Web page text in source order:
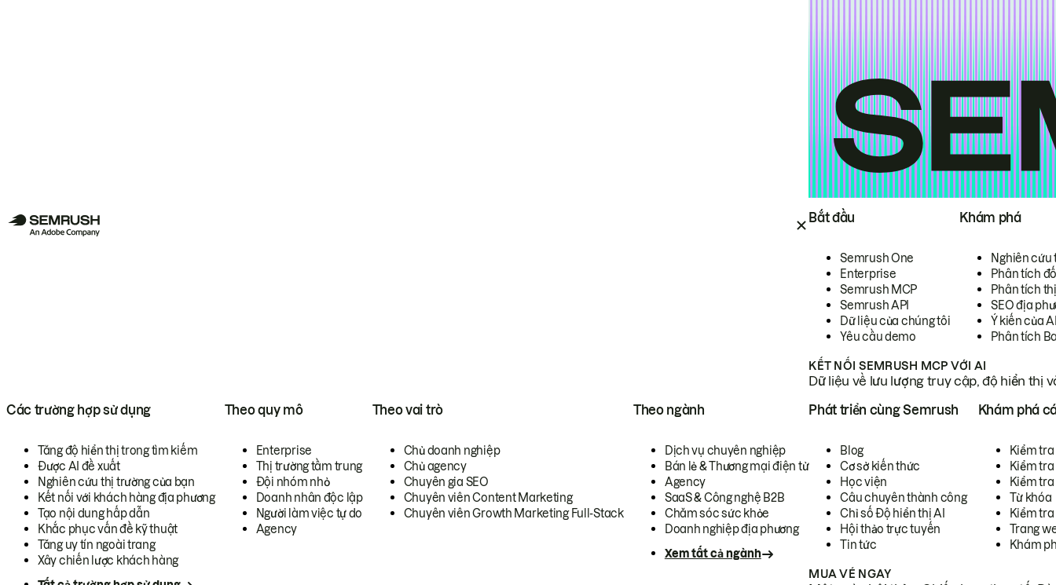
Bắt đầu
Semrush One
Enterprise
Semrush MCP
Semrush API
Dữ liệu của chúng tôi
Yêu cầu demo
Khám phá
Nghiên cứu
Phân tích
Phân tích
SEO địa
Ý kiến của
Phân tích
KẾT NỐI SEMRUSH MCP VỚI AI
Dữ liệu về lưu lượng truy cập, độ hiển thị
Các trường hợp sử dụng
Tăng độ hiển thị trong tìm kiếm
Được AI đề xuất
Nghiên cứu thị trường của bạn
Kết nối với khách hàng địa phương
Tạo nội dung hấp dẫn
Khắc phục vấn đề kỹ thuật
Tăng uy tín ngoài trang
Xây chiến lược khách hàng
Theo quy mô
Enterprise
Thị trường tầm trung
Đội nhóm nhỏ
Doanh nhân độc lập
Người làm việc tự do
Agency
Theo vai trò
Chủ doanh nghiệp
Chủ agency
Chuyên gia SEO
Chuyên viên Content Marketing
Chuyên viên Growth Marketing Full-Stack
Theo ngành
Dịch vụ chuyên nghiệp
Bán lẻ & Thương mại điện tử
Agency
SaaS & Công nghệ B2B
Chăm sóc sức khỏe
Doanh nghiệp địa phương
Xem tất cả ngành
Phát triển cùng Semrush
Blog
Cơ sở kiến thức
Học viện
Câu chuyên thành công
Chỉ số Độ hiển thị AI
Hội thảo trực tuyến
Tin tức
Khám phá
Kiểm
Kiểm tra
Kiểm
Từ khóa
Kiểm
Trang
Khám
MUA VÉ NGAY